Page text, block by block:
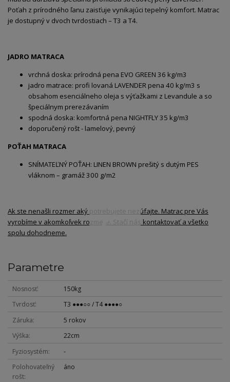
Poťah z prírodného ľanu zaisťuje vynikajúci tepelný komfort. Matrac
je dostupný v dvoch tvrdostiach – T3 a T4.
JADRO MATRACA
vrchná doska: prírodná pena EVO GREEN 36 kg/m3
jadro matrace: profi lovaná LAVENDER pena 40 kg/m3 s
obsahom esenciálneho oleja s výťažkami z Levandule a so
špeciálnym prerezávaním
spodná doska: komfortná pena NIGHTFLY 35 kg/m3
doporučený rošt - lamelový, pevný
POŤAH MATRACA
SNÍMATEĽNÝ POŤAH: LINEN BROWN prešitý s dutým PES
vláknom – gramáž 300 g/m2
Ak ste nenašli rozmer aký potrebujete nezúfajte. Matrac pre Vás
vyrobíme v akomkoľvek rozmere. Stačí nás kontaktovať a všetko
spolu dohodneme.
Parametre
Nosnosť
150kg
Tvrdosť
T3 ●●●○○ / T4 ●●●●○
Záruka
5 rokov
Výška
22cm
Fyziosystém
-
Polohovateľný
rošt
áno